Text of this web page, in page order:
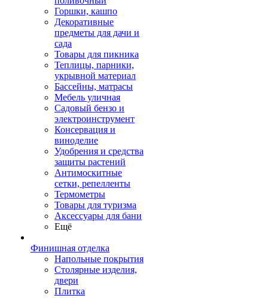
Горшки, кашпо
Декоративные
предметы для дачи и
сада
Товары для пикника
Теплицы, парники,
укрывной материал
Бассейны, матрасы
Мебель уличная
Садовый бензо и
электроинструмент
Консервация и
виноделие
Удобрения и средства
защиты растений
Антимоскитные
сетки, репелленты
Термометры
Товары для туризма
Аксессуары для бани
Ещё
Финишная отделка
Напольные покрытия
Столярные изделия,
двери
Плитка